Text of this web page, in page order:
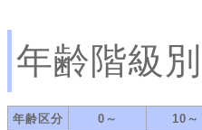
年齢階級
年齢区分 0～ 10～